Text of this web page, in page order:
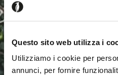
Questo sito web utilizza i
Utilizziamo i cookie per
annunci, per fornire